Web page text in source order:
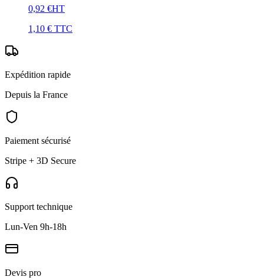
0,92 €HT
1,10 € TTC
Expédition rapide
Depuis la France
Paiement sécurisé
Stripe + 3D Secure
Support technique
Lun-Ven 9h-18h
Devis pro